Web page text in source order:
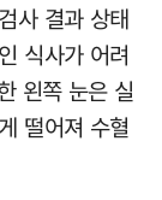
사 결과 상태
식사가 어려
왼쪽 눈은 실
떨어져 수혈